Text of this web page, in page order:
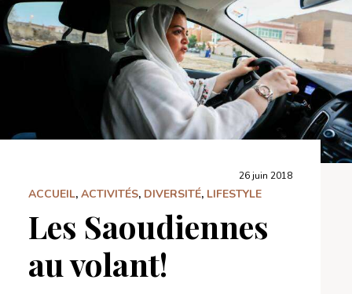
26 juin 2018
ACCUEIL, ACTIVITÉS, DIVERSITÉ, LIFESTYLE
Les Saoudiennes
au volant!